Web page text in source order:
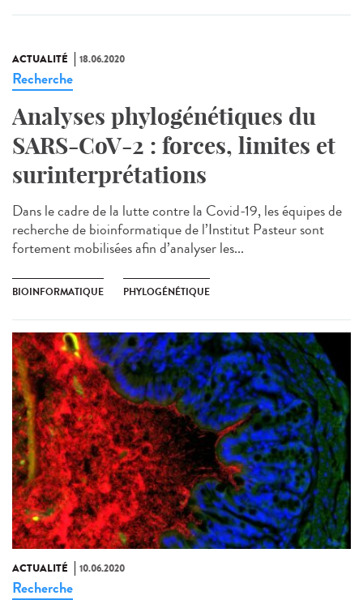
ACTUALITÉ 18.06.2020
Recherche
Analyses phylogénétiques du
SARS-CoV-2 : forces, limites et
surinterprétations
Dans le cadre de la lutte contre la Covid-19, les équipes de
recherche de bioinformatique de l’Institut Pasteur sont
fortement mobilisées afin d’analyser les...
BIOINFORMATIQUE PHYLOGÉNÉTIQUE
ACTUALITÉ 10.06.2020
Recherche